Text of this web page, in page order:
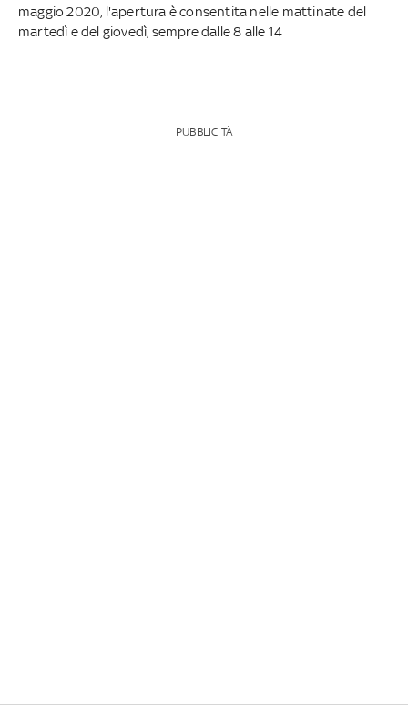
maggio 2020, l'apertura è consentita nelle mattinate del
martedì e del giovedì, sempre dalle 8 alle 14
PUBBLICITÀ